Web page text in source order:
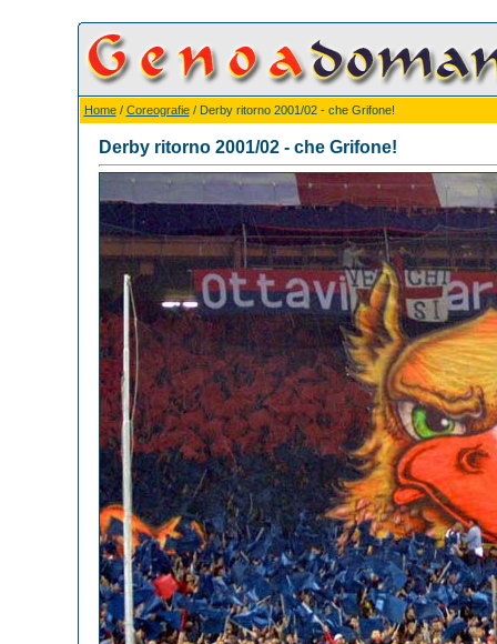
Home/ Coreografie/ Derby ritorno 2001/02 - che Grifone!
Derby ritorno 2001/02 - che Grifone!